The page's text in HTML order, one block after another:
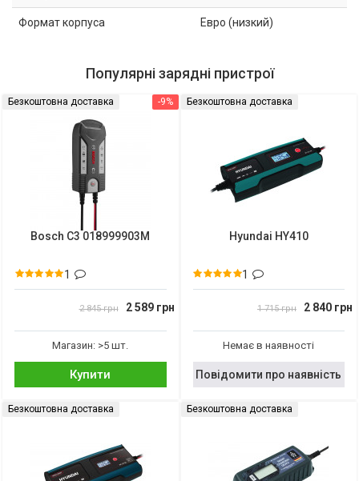
Формат корпуса Евро (низкий)
Популярні зарядні пристрої
-9%
Безкоштовна доставка
Bosch C3 018999903M
1
2 845 грн 2 589 грн
Магазин: >5 шт.
Купити
Безкоштовна доставка
Hyundai HY410
1
1 715 грн 2 840 грн
Немає в наявності
Повідомити про наявність
Безкоштовна доставка Безкоштовна доставка